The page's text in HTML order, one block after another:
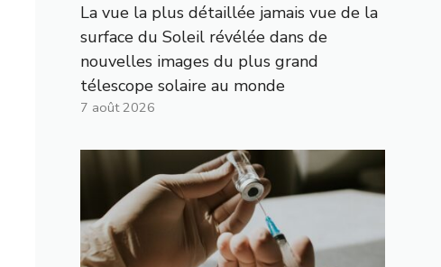
La vue la plus détaillée jamais vue de la
surface du Soleil révélée dans de
nouvelles images du plus grand
télescope solaire au monde
7 août 2026